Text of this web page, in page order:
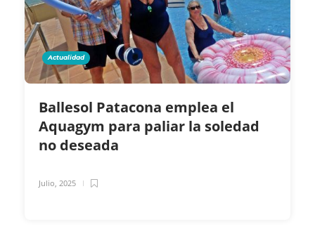
Actualidad
Ballesol Patacona emplea el
Aquagym para paliar la soledad
no deseada
Julio, 2025